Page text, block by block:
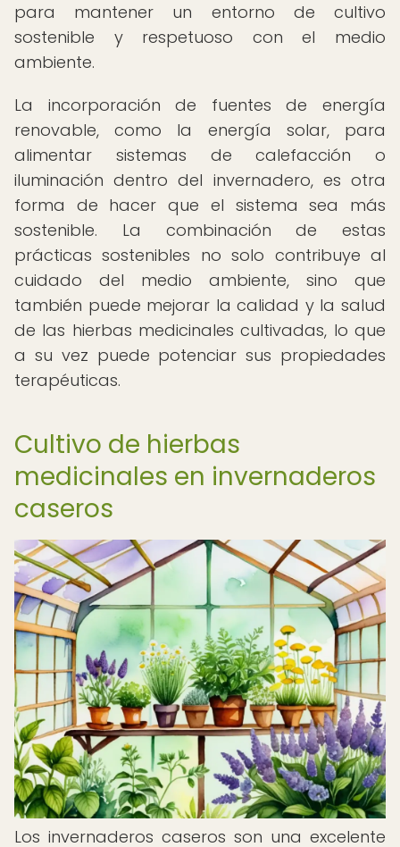
para mantener un entorno de cultivo
sostenible y respetuoso con el medio
ambiente.
La incorporación de fuentes de energía
renovable, como la energía solar, para
alimentar sistemas de calefacción o
iluminación dentro del invernadero, es otra
forma de hacer que el sistema sea más
sostenible. La combinación de estas
prácticas sostenibles no solo contribuye al
cuidado del medio ambiente, sino que
también puede mejorar la calidad y la salud
de las hierbas medicinales cultivadas, lo que
a su vez puede potenciar sus propiedades
terapéuticas.
Cultivo de hierbas
medicinales en invernaderos
caseros
Los invernaderos caseros son una excelente